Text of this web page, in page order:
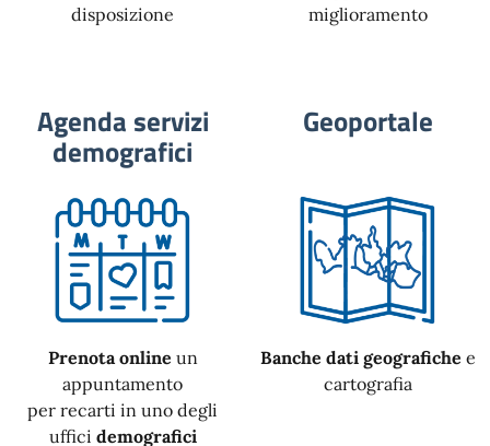
disposizione
miglioramento
Agenda servizi
demografici
Prenota online un
appuntamento
per recarti in uno degli
uffici demografici
Geoportale
Banche dati geografiche e
cartografia